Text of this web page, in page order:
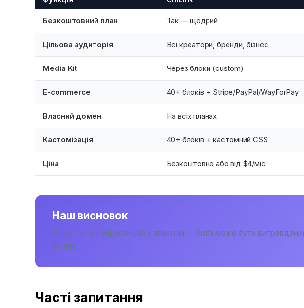
Безкоштовний план Так — щедрий
Цільова аудиторія Всі креатори, бренди, бізнес
Media Kit Через блоки (custom)
E-commerce 40+ блоків + Stripe/PayPal/WayForPay
Власний домен На всіх планах
Кастомізація 40+ блоків + кастомний CSS
Ціна Безкоштовно або від $4/міс
Наш висновок
Якщо ти топ-інфлюенсер з агентом — Komi може бути
$4/міс.
Часті запитання